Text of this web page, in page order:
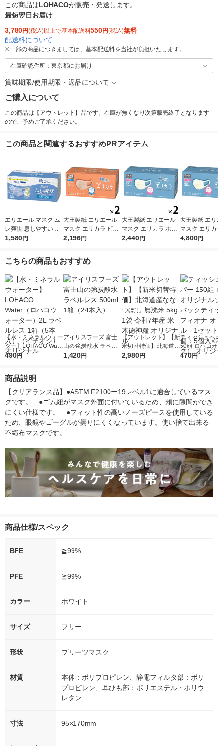
この商品はLOHACOが販売・発送します。
最短翌日お届け
3,780円(税込)以上で基本配送料550円(税込)無料
配送料について
※一部の商品につきましては、基本配送料を当社が負担いたします。
在庫確認住所：東京都にお届け
賞味期限/使用期限・返品について
ご購入について
この商品は【アウトレット】品です。在庫が無くなり次第販売終了となります
ので、予めご了承ください。
この商品と関連するおすすめPRアイテム
エリエール マスク ム
レ爽快 息しやすい
プリーツ型 幅広耳ゴ
入） 大王製紙 日本
1,580円
大王製紙 エリエール
マスク エリカラ ピン
クベージュ ふつうサ
マスク
2,196円
大王製紙 エリエール
マスク エリカラ ホワ
イトナチュラル ふつ
2,440円
大王製紙 エ
マスク エリ
イトナチュラ
4,800円
こちらの商品もおすすめ
【水・ミネラルウォー
ター】LOHACO Wate
r（ロハコウォータ
シ） オリジナル
490円
アイリスフーズ 富士
山の強炭酸水 ラベル
レス 500ml 1箱（24
1,420円
【アウトレット】【新
米切替特価】北海道産
ななつぼし 無洗米 5k
2,980円
ティッシュペ
50組 ロハコ
ルソフトパッ
オリジナル
470円
商品説明
【クリアランス品】●ASTM F2100ー19レベル1に適合しているマス
クです。　●ゴム紐がマスク外面に付いているため、頬に隙間ができ
にくい仕様です。　●フィット性の高いノーズピースを使用している
ため、眼鏡やゴーグルが曇りにくくなっています。使い捨て出来る
不織布マスクです。
商品仕様/スペック
BFE ≧99%
PFE ≧99%
カラー ホワイト
サイズ フリー
形状 プリーツマスク
材質
本体：ポリプロピレン、静電フィルタ部：ポリ
プロピレン、耳ひも部：ポリエステル・ポリウ
レタン
寸法 95×170mm